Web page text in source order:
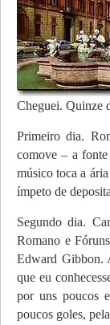
Cheguei. Quinze
Primeiro dia.
comove – a
músico toca a
ímpeto de
Segundo dia.
Romano e
Edward Gibbon.
que eu
por uns poucos
poucos goles,